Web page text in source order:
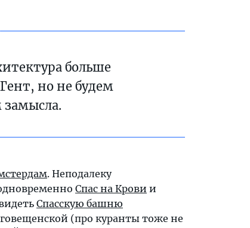
больше
но не будем
замысла.
. Неподалеку
Спас на Крови и
Спасскую башню
(про куранты тоже не